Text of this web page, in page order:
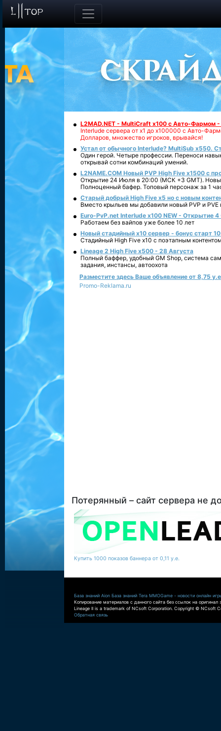
L2MAD.NET - MultiCraft x100 с Авто-Фармом
Interlude сервера от х1 до х100000 с Авто-
Долларов, множество игроков, врывайся!
Устал от обычного Interlude? MultiSub x550.
Один герой. Четыре профессии. Переноси
открывай сотни комбинаций умений.
L2NAME.COM Новый PVP High Five x1500 с
Открытие 24 Июля в 20:00 (МСК +3 GMT).
Полноценный бафер. Топовый персонаж за 1
Старый добрый High Five x5 но с новым
Вместо крыльев мы добавили новый PVP и PVE
Euro-PvP.net Interlude х100 NEW - Открытие 4
Работаем без вайпов уже более 10 лет
Новый стадийный х10 сервер - бонус старт
Стадийный High Five x10 с поэтапным
Lineage 2 High Five x500 - 28 Августа
Полный баффер, удобный GM Shop, система
задания, инстансы, автоохота
Разместите здесь Ваше объявление от 8,75
Promo-Reklama.ru
Потерянный – сайт сервера не
Купить 1000 показов баннера от 0,11 у.е.
База знаний Aion База знаний Tera MMOGame - новости онлайн
Копирование материалов с данного сайта без ссылок на оригинал
Lineage II is a trademark of NCsoft Corporation. Copyright © NCsoft
Обратная связь